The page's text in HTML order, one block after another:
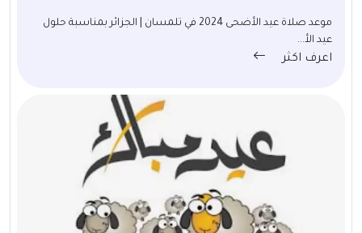
موعد صلاة عيد الأضحى 2024 في تلمسان | الجزائر بمناسبة حلول
عيد الأ...
اعرف اكثر